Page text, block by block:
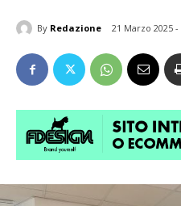
By Redazione 21 Marzo 2025 -